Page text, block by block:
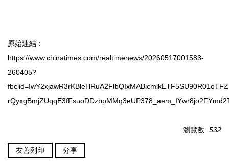
原始連結：
https://www.chinatimes.com/realtimenews/20260517001583-
260405?
瀏覽數: 532
友善列印 分享